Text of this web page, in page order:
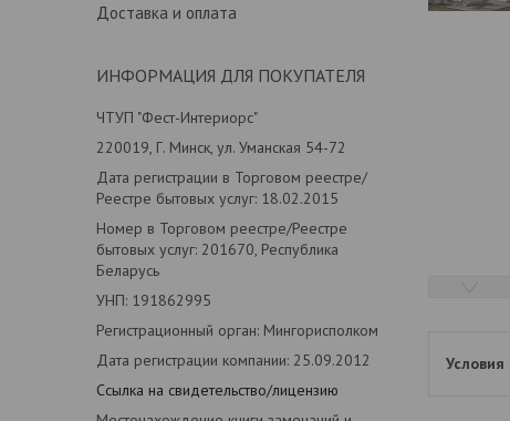
Доставка и оплата
ИНФОРМАЦИЯ ДЛЯ ПОКУПАТЕЛЯ
ЧТУП "Фест-Интериорс"
220019, Г. Минск, ул. Уманская 54-72
Дата регистрации в Торговом реестре/
Реестре бытовых услуг: 18.02.2015
Номер в Торговом реестре/Реестре
бытовых услуг: 201670, Республика
Беларусь
УНП: 191862995
Регистрационный орган: Мингорисполком
Дата регистрации компании: 25.09.2012
Ссылка на свидетельство/лицензию